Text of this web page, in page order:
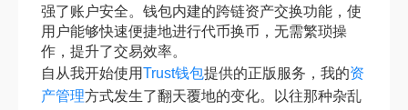
强了账户安全。钱包内建的跨链资产交换功能，使
用户能够快速便捷地进行代币换币，无需繁琐操
作，提升了交易效率。
自从我开始使用Trust钱包提供的正版服务，我的资
产管理方式发生了翻天覆地的变化。以往那种杂乱